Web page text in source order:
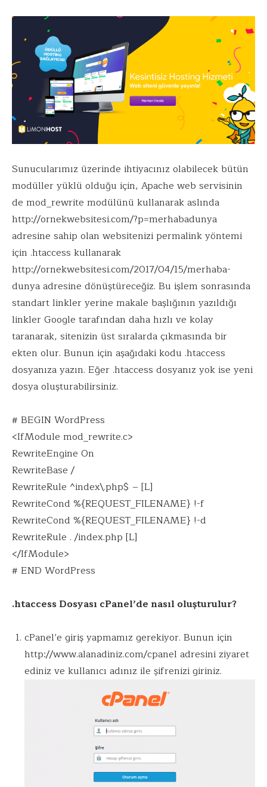
Sunucularımız üzerinde ihtiyacınız olabilecek bütün
modüller yüklü olduğu için, Apache web servisinin
de mod_rewrite modülünü kullanarak aslında
http://ornekwebsitesi.com/?p=merhabadunya
adresine sahip olan websitenizi permalink yöntemi
için .htaccess kullanarak
http://ornekwebsitesi.com/2017/04/15/merhaba-
dunya adresine dönüştüreceğiz. Bu işlem sonrasında
standart linkler yerine makale başlığının yazıldığı
linkler Google tarafından daha hızlı ve kolay
taranarak, sitenizin üst sıralarda çıkmasında bir
ekten olur. Bunun için aşağıdaki kodu .htaccess
dosyanıza yazın. Eğer .htaccess dosyanız yok ise yeni
dosya oluşturabilirsiniz.
# BEGIN WordPress
<IfModule mod_rewrite.c>
RewriteEngine On
RewriteBase /
RewriteRule ^index\.php$ – [L]
RewriteCond %{REQUEST_FILENAME} !-f
RewriteCond %{REQUEST_FILENAME} !-d
RewriteRule . /index.php [L]
</IfModule>
# END WordPress
.htaccess Dosyası cPanel’de nasıl oluşturulur?
cPanel’e giriş yapmamız gerekiyor. Bunun için
http://www.alanadiniz.com/cpanel adresini ziyaret
ediniz ve kullanıcı adınız ile şifrenizi giriniz.